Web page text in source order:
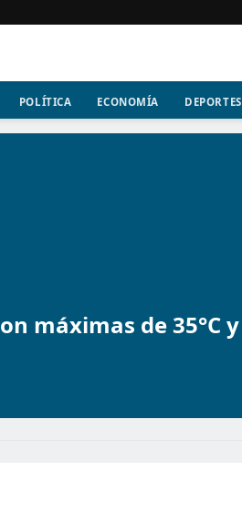
POLÍTICA ECONOMÍA DEPORTES
máximas de 35°C y